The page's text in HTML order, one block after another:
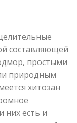
составляющей
простыми
природным
хитозан
них есть и